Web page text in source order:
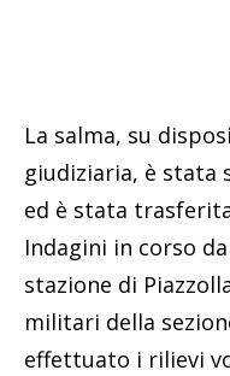
La salma, su
giudiziaria, è stata
ed è stata
Indagini in corso
stazione di
militari della
effettuato i rilievi